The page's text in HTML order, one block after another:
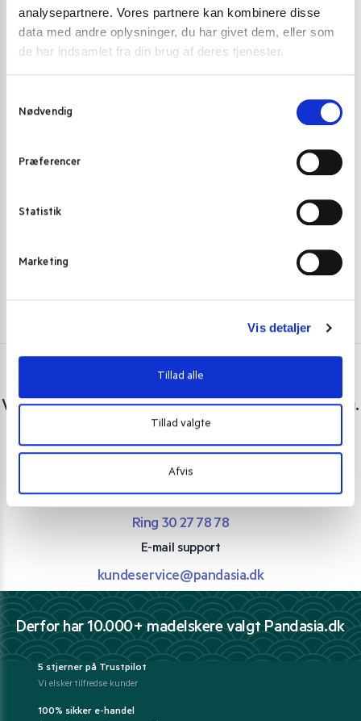
analysepartnere. Vores partnere kan kombinere disse
data med andre oplysninger, du har givet dem, eller som
de har indsamlet fra din brug af deres tjenester.
Nødvendig
Præferencer
Statistik
Marketing
Vis detaljer
Tillad alle
Tillad valgte
Afvis
Longan frugt i syrup Aroy-D 565 g. Rose Water
25,00
Vi er lige her. Kundeservice sidder klar til at hjælpe dig.
Personlig rådgivning med et smil
Vi guider dig igennem asiatisk mad
Telefon support
Ring 30 27 78 78
E-mail support
kundeservice@pandasia.dk
Derfor har 10.000+ madelskere valgt Pandasia.dk
5 stjerner på Trustpilot
Vi elsker tilfredse kunder
100% sikker e-handel